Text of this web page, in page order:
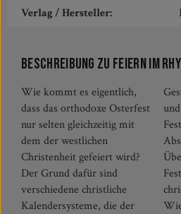
Verlag / Hersteller:
Beschreibung zu Feiern im
Wie kommt es eigentlich,
dass das orthodoxe Osterfest
nur selten gleichzeitig mit
dem der westlichen
Christenheit gefeiert wird?
Der Grund dafür sind
verschiedene christliche
Kalendersysteme, die der
Gestalt, darauf folgen Gehalt
und Gestalt der übrigen
Feste im Jahreskreis. Den
Abschluss bildet ein
Überblick über die
Festkultur in anderen